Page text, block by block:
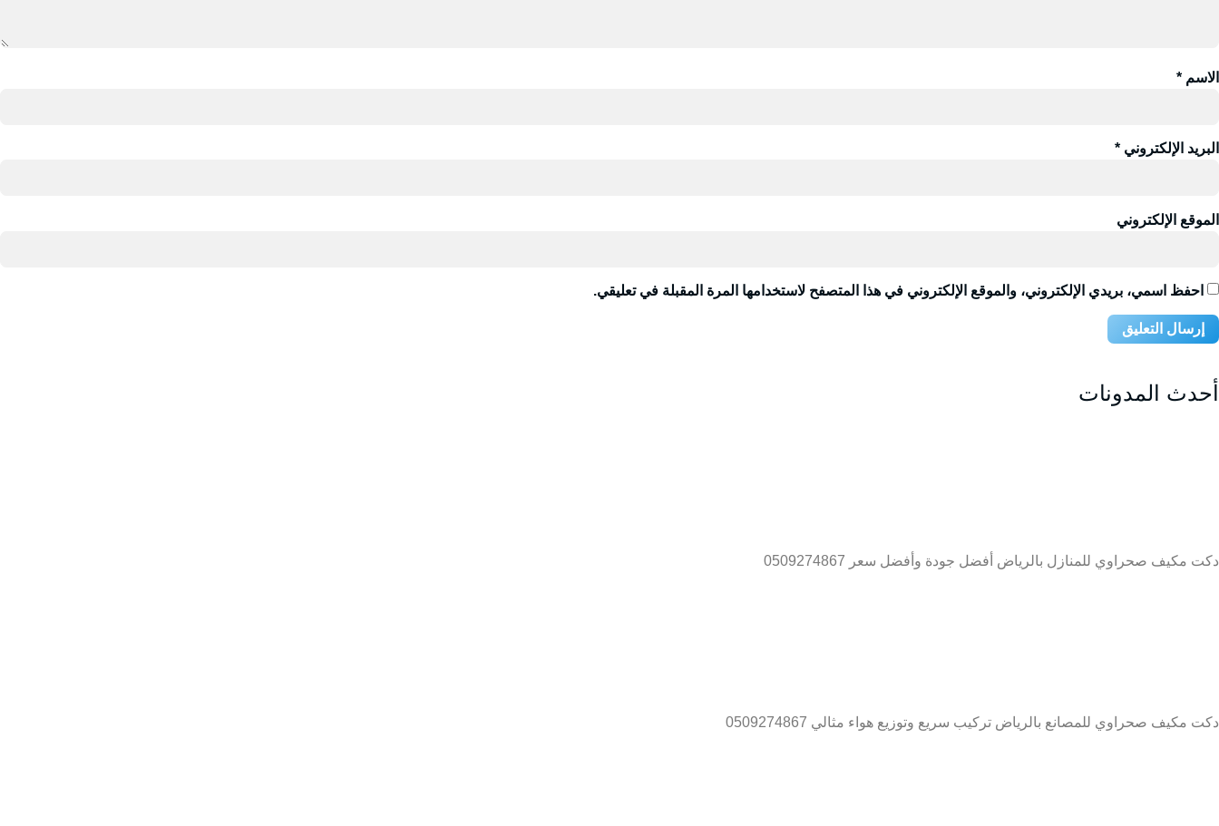
الاسم *
البريد الإلكتروني *
الموقع الإلكتروني
احفظ اسمي، بريدي الإلكتروني، والموقع الإلكتروني في هذا المتصفح لاستخدامها المرة المقبلة في تعليقي.
أحدث المدونات
دكت مكيف صحراوي للمنازل بالرياض أفضل جودة وأفضل سعر 0509274867
دكت مكيف صحراوي للمصانع بالرياض تركيب سريع وتوزيع هواء مثالي 0509274867